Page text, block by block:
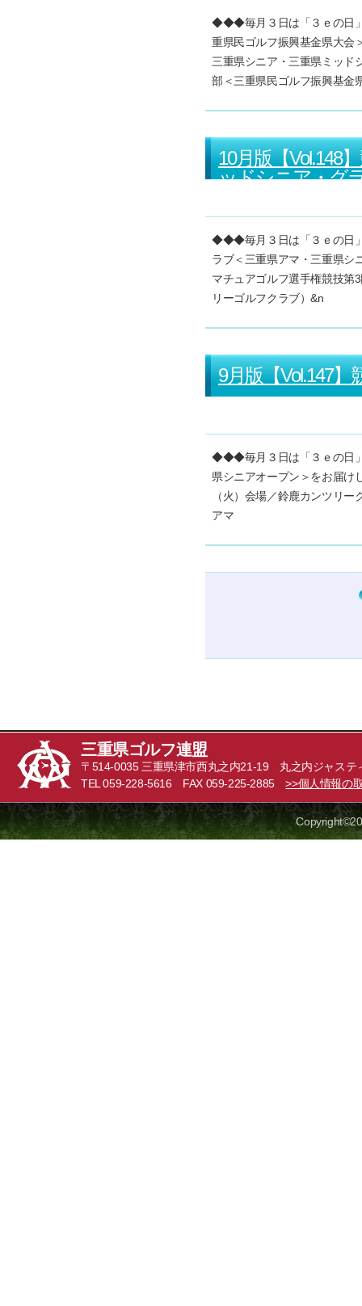
◆◆◆毎月３日は「３ｅの日
重県民ゴルフ振興基金県大会
三重県シニア・三重県ミッド
部＜三重県民ゴルフ振興基金
10月版【Vol.148
ッドシニア・グ
◆◆◆毎月３日は「３ｅの日
ラブ＜三重県アマ・三重県シ
マチュアゴルフ選手権競技第
リーゴルフクラブ）&n
9月版【Vol.147
◆◆◆毎月３日は「３ｅの日
県シニアオープン＞をお届け
（火）会場／鈴鹿カンツリ
アマ
三重県ゴルフ連盟
〒514-0035 三重県津市西丸之内21-19 丸之内ジャステ
TEL 059-228-5616 FAX 059-225-2885>>個人情報の